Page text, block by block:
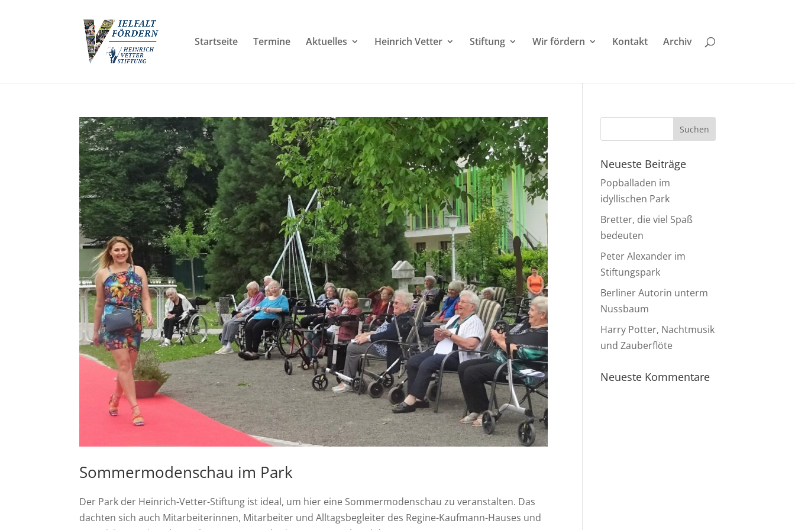
Startseite Termine Aktuelles Heinrich Vetter Stiftung Wir fördern Kontakt Archiv
Sommermodenschau im Park
Der Park der Heinrich-Vetter-Stiftung ist ideal, um hier eine Sommermodenschau zu veranstalten. Das
dachten sich auch Mitarbeiterinnen, Mitarbeiter und Alltagsbegleiter des Regine-Kaufmann-Hauses und
Neueste Beiträge
Popballaden im
idyllischen Park
Bretter, die viel Spaß
bedeuten
Peter Alexander im
Stiftungspark
Berliner Autorin unterm
Nussbaum
Harry Potter, Nachtmusik
und Zauberflöte
Neueste Kommentare